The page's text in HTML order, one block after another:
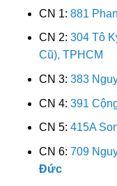
CN 1: 881
CN 2: 304 Tô
Cũ), TPHCM
CN 3: 383
CN 4: 391
CN 5: 415A
CN 6: 709
Đức